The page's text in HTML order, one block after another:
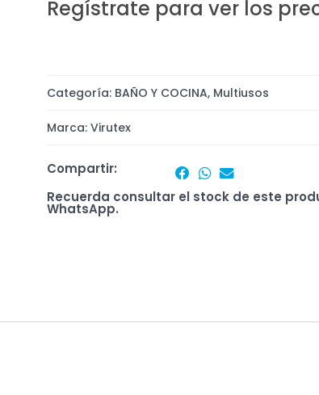
Regístrate para ver los
Categoría: BAÑO Y COCINA, Multiusos
Marca: Virutex
Compartir:
Recuerda consultar el stock de este
WhatsApp.